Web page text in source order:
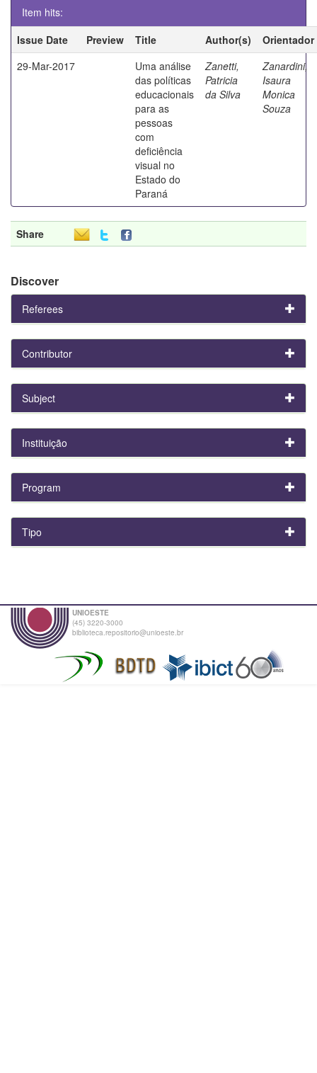
Item hits:
Issue Date
Preview Title Author(s)
Orientador
29-Mar-2017
Uma análise
das políticas
educacionais
para as
pessoas
com
deficiência
visual no
Estado do
Paraná
Zanetti,
Patricia
da Silva
Zanardini,
Isaura
Monica
Souza
Share
Discover
Referees
Contributor
Subject
Instituição
Program
Tipo
UNIOESTE
(45) 3220-3000
biblioteca.repositorio@unioeste.br